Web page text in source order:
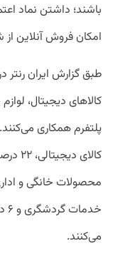
باشند؛ داشتن نماد
امکان فروش آنلاین
کالاهای دیجیتال،
می‌کنند.